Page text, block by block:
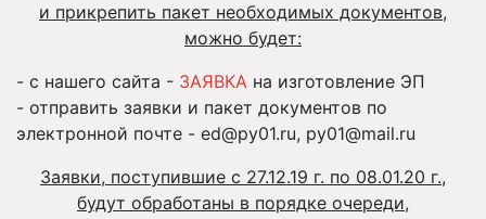
и прикрепить пакет необходимых документов,
можно будет:
- с нашего сайта - ЗАЯВКА на изготовление ЭП
- отправить заявки и пакет документов по
электронной почте - ed@py01.ru, py01@mail.ru
Заявки, поступившие с 27.12.19 г. по 08.01.20 г.,
будут обработаны в порядке очереди,